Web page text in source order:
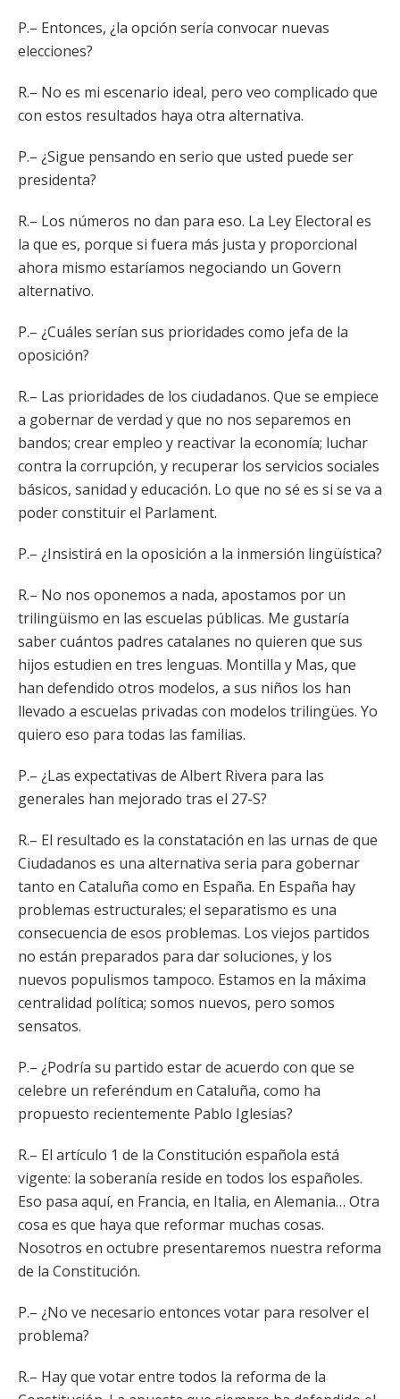
P.– Entonces, ¿la opción sería convocar nuevas
elecciones?
R.– No es mi escenario ideal, pero veo complicado que
con estos resultados haya otra alternativa.
P.– ¿Sigue pensando en serio que usted puede ser
presidenta?
R.– Los números no dan para eso. La Ley Electoral es
la que es, porque si fuera más justa y proporcional
ahora mismo estaríamos negociando un Govern
alternativo.
P.– ¿Cuáles serían sus prioridades como jefa de la
oposición?
R.– Las prioridades de los ciudadanos. Que se empiece
a gobernar de verdad y que no nos separemos en
bandos; crear empleo y reactivar la economía; luchar
contra la corrupción, y recuperar los servicios sociales
básicos, sanidad y educación. Lo que no sé es si se va a
poder constituir el Parlament.
P.– ¿Insistirá en la oposición a la inmersión lingüística?
R.– No nos oponemos a nada, apostamos por un
trilingüismo en las escuelas públicas. Me gustaría
saber cuántos padres catalanes no quieren que sus
hijos estudien en tres lenguas. Montilla y Mas, que
han defendido otros modelos, a sus niños los han
llevado a escuelas privadas con modelos trilingües. Yo
quiero eso para todas las familias.
P.– ¿Las expectativas de Albert Rivera para las
generales han mejorado tras el 27-S?
R.– El resultado es la constatación en las urnas de que
Ciudadanos es una alternativa seria para gobernar
tanto en Cataluña como en España. En España hay
problemas estructurales; el separatismo es una
consecuencia de esos problemas. Los viejos partidos
no están preparados para dar soluciones, y los
nuevos populismos tampoco. Estamos en la máxima
centralidad política; somos nuevos, pero somos
sensatos.
P.– ¿Podría su partido estar de acuerdo con que se
celebre un referéndum en Cataluña, como ha
propuesto recientemente Pablo Iglesias?
R.– El artículo 1 de la Constitución española está
vigente: la soberanía reside en todos los españoles.
Eso pasa aquí, en Francia, en Italia, en Alemania… Otra
cosa es que haya que reformar muchas cosas.
Nosotros en octubre presentaremos nuestra reforma
de la Constitución.
P.– ¿No ve necesario entonces votar para resolver el
problema?
R.– Hay que votar entre todos la reforma de la